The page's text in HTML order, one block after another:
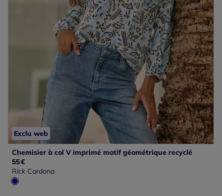
Exclu web
Chemisier à col V imprimé motif géométrique recyclé
55€
Rick Cardona